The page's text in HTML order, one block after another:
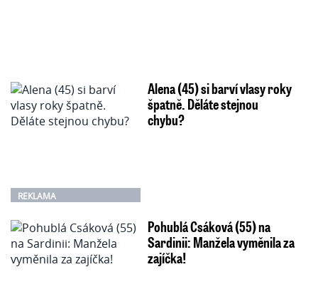
REKLAMA
Alena (45) si barví vlasy roky
špatně. Děláte stejnou
chybu?
Pohublá Csáková (55) na
Sardinii: Manžela vyměnila za
zajíčka!